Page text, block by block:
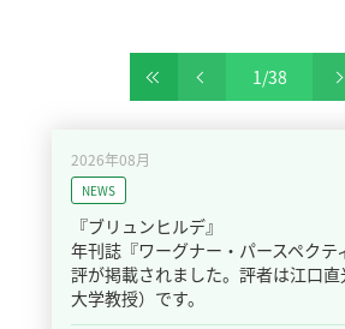
1/38
2026年08月
NEWS
『ブリュンヒルデ』
年刊誌『ワーグナー・パースペクテ
評が掲載されました。評者は江口
大学教授）です。